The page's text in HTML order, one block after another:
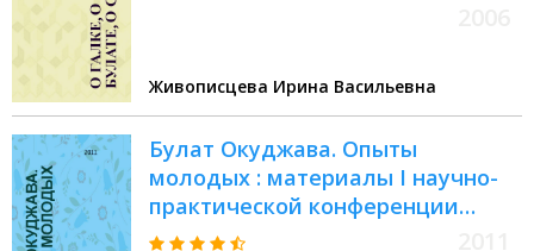
Живописцева Ирина Васильевна
Булат Окуджава. Опыты
молодых : материалы I научно-
практической конференции
молодых ученых, 12 апреля 2008